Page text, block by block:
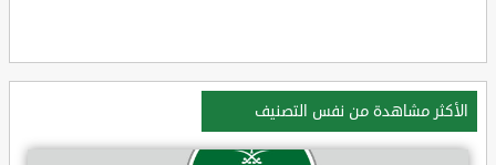
الأكثر مشاهدة من نفس التصنيف